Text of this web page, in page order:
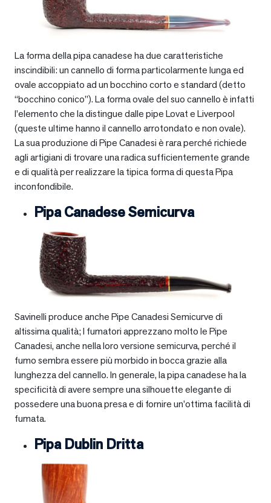
La forma della pipa canadese ha due caratteristiche
inscindibili: un cannello di forma particolarmente lunga ed
ovale accoppiato ad un bocchino corto e standard (detto
“bocchino conico”). La forma ovale del suo cannello è infatti
l’elemento che la distingue dalle pipe Lovat e Liverpool
(queste ultime hanno il cannello arrotondato e non ovale).
La sua produzione di Pipe Canadesi è rara perché richiede
agli artigiani di trovare una radica sufficientemente grande
e di qualità per realizzare la tipica forma di questa Pipa
inconfondibile.
Pipa Canadese Semicurva
Savinelli produce anche Pipe Canadesi Semicurve di
altissima qualità; I fumatori apprezzano molto le Pipe
Canadesi, anche nella loro versione semicurva, perché il
fumo sembra essere più morbido in bocca grazie alla
lunghezza del cannello. In generale, la pipa canadese ha la
specificità di avere sempre una silhouette elegante di
possedere una buona presa e di fornire un’ottima facilità di
fumata.
Pipa Dublin Dritta